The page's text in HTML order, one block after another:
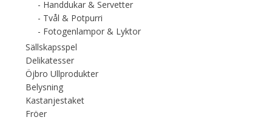
Handdukar & Servetter
Tvål & Potpurri
Fotogenlampor & Lyktor
Sällskapsspel
Delikatesser
Öjbro Ullprodukter
Belysning
Kastanjestaket
Fröer